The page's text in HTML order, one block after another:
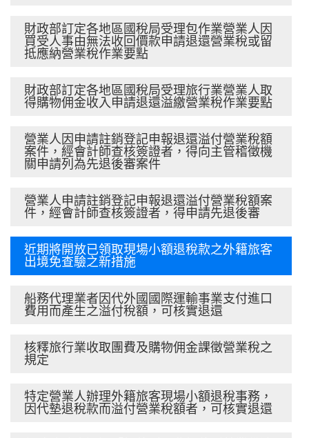
財政部訂定各地區國稅局受理包作業營業人因
買受人事由無法收回價款申請退還營業稅或留
抵應納營業稅作業要點
財政部訂定各地區國稅局受理旅行業營業人取
得購物佣金收入申請退還溢繳營業稅作業要點
營業人因申請註銷登記申報退還溢付營業稅額
案件，經會計師查核簽證者，得向主管稽徵機
關申請列為先退後審案件
營業人申請註銷登記申報退還溢付營業稅額案
件，經會計師查核簽證者，得申請先退後審
近期將開放已領取現場小額退稅款之外籍旅客
出境免查驗之新措施
船務代理業者因代外國國際運輸事業支付進口
費用而產生之溢付稅額，可核實退還
核釋旅行業收取團費及購物佣金課徵營業稅之
規定
特定營業人辦理外籍旅客現場小額退稅事務，
因代墊退稅款而溢付營業稅額者，可核實退還